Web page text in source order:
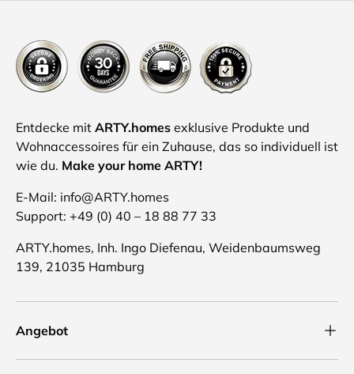
Entdecke mit ARTY.homes exklusive Produkte und
Wohnaccessoires für ein Zuhause, das so individuell ist
wie du. Make your home ARTY!
E-Mail: info@ARTY.homes
Support: +49 (0) 40 – 18 88 77 33
ARTY.homes, Inh. Ingo Diefenau, Weidenbaumsweg
139, 21035 Hamburg
Angebot